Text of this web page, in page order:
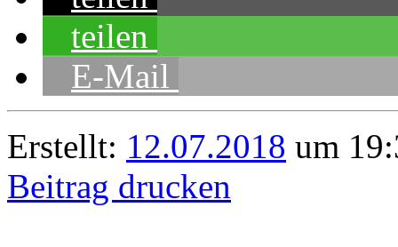
teilen
E-Mail
Erstellt: 12.07.2018 um
Beitrag drucken